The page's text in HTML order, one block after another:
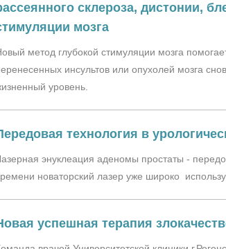
склероза, дистонии,
мозга
метод глубокой стимуляции мозга
инсультов или опухолей мозга
уровень.
технология в
энуклеация аденомы простаты -
новаторский лазер уже широко
успешная терапия